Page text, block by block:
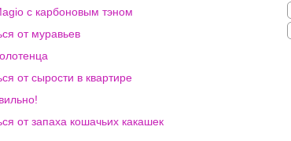
с карбоновым тэном
от муравьев
от сырости в квартире
от запаха кошачьих какашек